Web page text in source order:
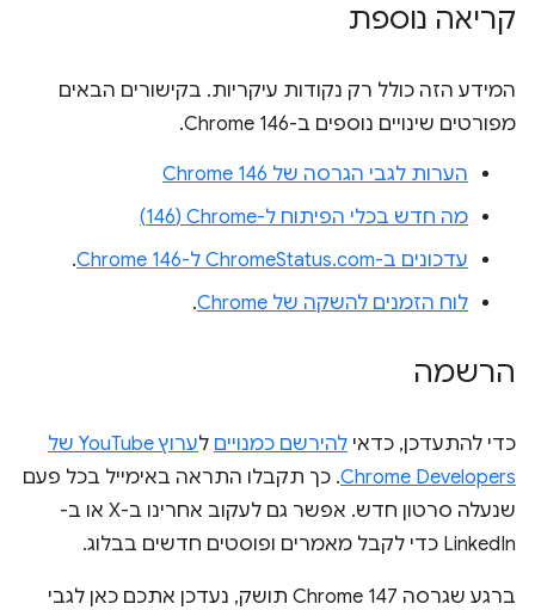
קריאה נוספת
המידע הזה כולל רק נקודות עיקריות. בקישורים הבאים
מפורטים שינויים נוספים ב-Chrome 146.
הערות לגבי הגרסה של Chrome 146
מה חדש בכלי הפיתוח ל-Chrome‏ (146)
עדכונים ב-ChromeStatus.com ל-Chrome 146
.
לוח הזמנים להשקה של Chrome
.
הרשמה
כדי להתעדכן, כדאי להירשם כמנויים ל
ערוץ YouTube של
Chrome Developers. כך תקבלו התראה באימייל בכל פעם
שנעלה סרטון חדש. אפשר גם לעקוב אחרינו ב-X או ב-
LinkedIn כדי לקבל מאמרים ופוסטים חדשים בבלוג.
ברגע שגרסה Chrome 147 תושק, נעדכן אתכם כאן לגבי